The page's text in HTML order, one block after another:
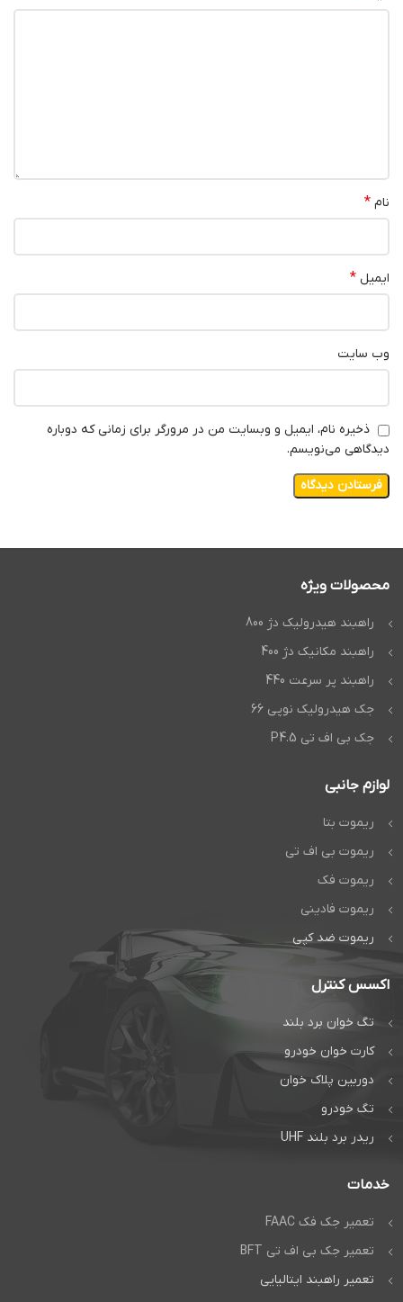
نام *
ایمیل *
وب‌ سایت
ذخیره نام، ایمیل و وبسایت من در مرورگر برای زمانی که دوباره
دیدگاهی می‌نویسم.
محصولات ویژه
راهبند هیدرولیک دژ 800
راهبند مکانیک دژ 400
راهبند پر سرعت 440
جک هیدرولیک نوپی 66
جک بی اف تی P4.5
لوازم جانبی
ریموت بتا
ریموت بی اف تی
ریموت فک
ریموت فادینی
ریموت ضد کپی
اکسس کنترل
تگ خوان برد بلند
کارت خوان خودرو
دوربین پلاک خوان
تگ خودرو
ریدر برد بلند UHF
خدمات
تعمیر جک فک FAAC
تعمیر جک بی اف تی BFT
تعمیر راهبند ایتالیایی